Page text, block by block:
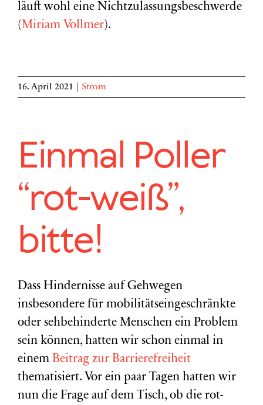
läuft wohl eine Nichtzulassungsbeschwerde
(Miriam Vollmer).
16. April 2021 Strom
Einmal Poller
“rot-weiß”,
bitte!
Dass Hindernisse auf Gehwegen
insbesondere für mobilitätseingeschränkte
oder sehbehinderte Menschen ein Problem
sein können, hatten wir schon einmal in
einem Beitrag zur Barrierefreiheit
thematisiert. Vor ein paar Tagen hatten wir
nun die Frage auf dem Tisch, ob die rot-